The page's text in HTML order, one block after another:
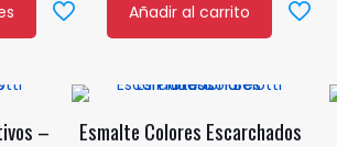
Añadir al carrito
– Esmalte Colores Escarchados